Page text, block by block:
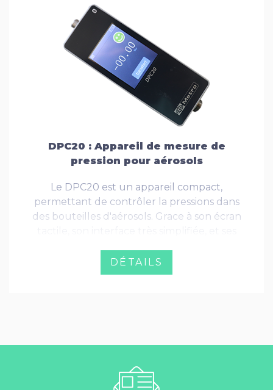
DPC20 : Appareil de mesure de
pression pour aérosols
Le DPC20 est un appareil compact,
permettant de contrôler la pressions dans
des bouteilles d'aérosols. Grace à son écran
appareil agréable d'usage, que tout
utilisateur saura prendre en main
DÉTAILS